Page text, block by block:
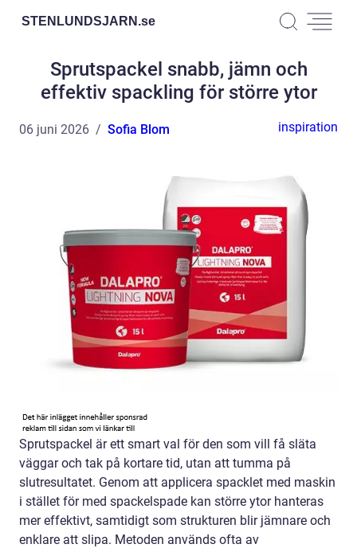
STENLUNDSJARN.se
Sprutspackel snabb, jämn och
effektiv spackling för större ytor
06 juni 2026 Sofia Blom inspiration
Sprutspackel är ett smart val för den som vill få släta
väggar och tak på kortare tid, utan att tumma på
slutresultatet. Genom att applicera spacklet med maskin
i stället för med spackelspade kan större ytor hanteras
mer effektivt, samtidigt som strukturen blir jämnare och
enklare att slipa. Metoden används ofta av